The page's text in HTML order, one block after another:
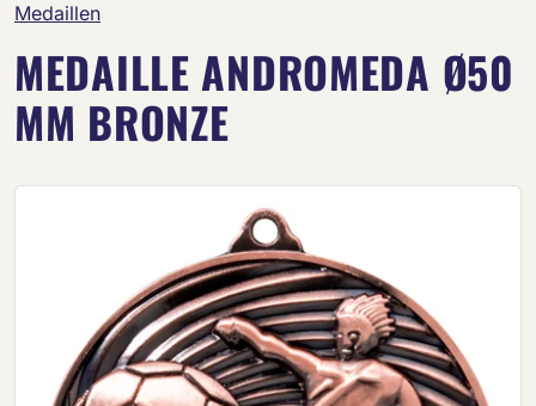
Medaillen
MEDAILLE ANDROMEDA Ø50
MM BRONZE